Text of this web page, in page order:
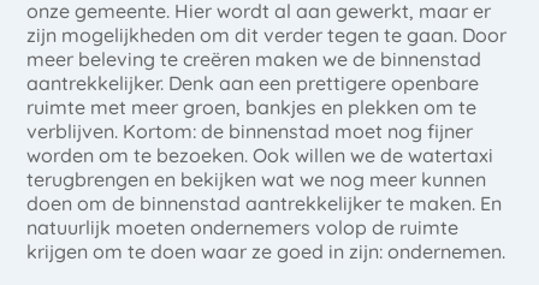
onze gemeente. Hier wordt al aan gewerkt, maar er
zijn mogelijkheden om dit verder tegen te gaan. Door
meer beleving te creëren maken we de binnenstad
aantrekkelijker. Denk aan een prettigere openbare
ruimte met meer groen, bankjes en plekken om te
verblijven. Kortom: de binnenstad moet nog fijner
worden om te bezoeken. Ook willen we de watertaxi
terugbrengen en bekijken wat we nog meer kunnen
doen om de binnenstad aantrekkelijker te maken. En
natuurlijk moeten ondernemers volop de ruimte
krijgen om te doen waar ze goed in zijn: ondernemen.